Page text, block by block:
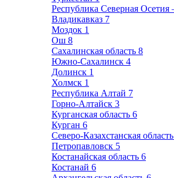
Республика Северная
Владикавказ 7
Моздок 1
Ош 8
Сахалинская область 8
Южно-Сахалинск 4
Долинск 1
Холмск 1
Республика Алтай 7
Горно-Алтайск 3
Курганская область 6
Курган 6
Северо-Казахстанская область
Петропавловск 5
Костанайская область 6
Костанай 6